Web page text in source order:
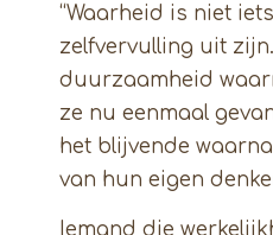
“Waarheid is niet
zelfvervulling uit
duurzaamheid
ze nu eenmaal
het blijvende
van hun eigen
Iemand die